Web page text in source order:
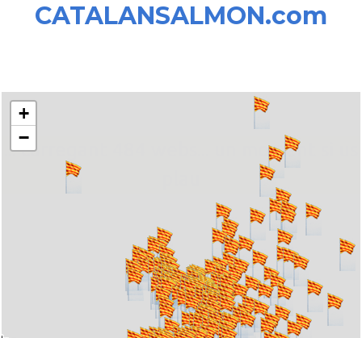
CATALANSALMON.com
... carregant 484 webs... un moment si us
+
−